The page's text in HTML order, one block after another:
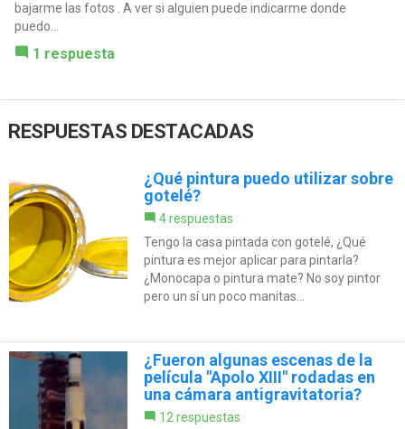
bajarme las fotos . A ver si alguien puede indicarme donde
puedo...
1 respuesta
RESPUESTAS DESTACADAS
¿Qué pintura puedo utilizar sobre
gotelé?
4 respuestas
Tengo la casa pintada con gotelé, ¿Qué
pintura es mejor aplicar para pintarla?
¿Monocapa o pintura mate? No soy pintor
pero un sí un poco manitas...
¿Fueron algunas escenas de la
película "Apolo XIII" rodadas en
una cámara antigravitatoria?
12 respuestas